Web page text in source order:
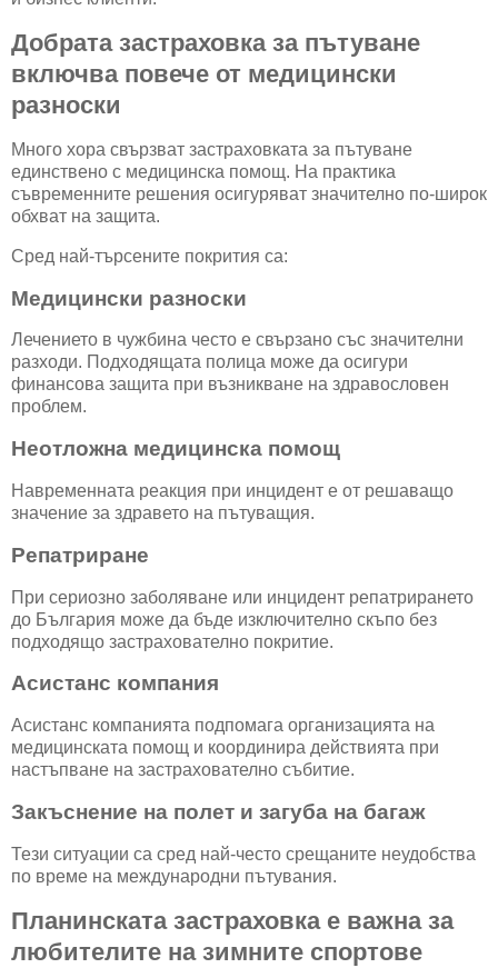
Добрата застраховка за пътуване
включва повече от медицински
разноски
Много хора свързват застраховката за пътуване
единствено с медицинска помощ. На практика
съвременните решения осигуряват значително по-широк
обхват на защита.
Сред най-търсените покрития са:
Медицински разноски
Лечението в чужбина често е свързано със значителни
разходи. Подходящата полица може да осигури
финансова защита при възникване на здравословен
проблем.
Неотложна медицинска помощ
Навременната реакция при инцидент е от решаващо
значение за здравето на пътуващия.
Репатриране
При сериозно заболяване или инцидент репатрирането
до България може да бъде изключително скъпо без
подходящо застрахователно покритие.
Асистанс компания
Асистанс компанията подпомага организацията на
медицинската помощ и координира действията при
настъпване на застрахователно събитие.
Закъснение на полет и загуба на багаж
Тези ситуации са сред най-често срещаните неудобства
по време на международни пътувания.
Планинската застраховка е важна за
любителите на зимните спортове